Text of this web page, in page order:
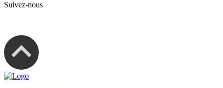
Suivez-nous